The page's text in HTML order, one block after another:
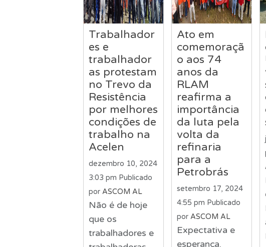
Trabalhador
es e
trabalhador
as protestam
no Trevo da
Resistência
por melhores
condições de
trabalho na
Acelen
dezembro 10, 2024
3:03 pm Publicado
porASCOM AL
Não é de hoje
que os
trabalhadores e
Ato em
comemoraçã
o aos 74
anos da
RLAM
reafirma a
importância
da luta pela
volta da
refinaria
para a
Petrobrás
setembro 17, 2024
4:55 pm Publicado
por ASCOM AL
Expectativa e
esperança.